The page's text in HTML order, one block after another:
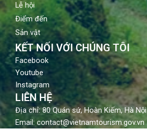
Lễ hội
Điểm đến
Sản vật
KẾT NỐI VỚI CHÚNG TÔI
Facebook
Youtube
Instagram
LIÊN HỆ
Địa chỉ: 80 Quán sứ, Hoàn Kiếm, Hà Nội
Email: contact@vietnamtourism.gov.vn